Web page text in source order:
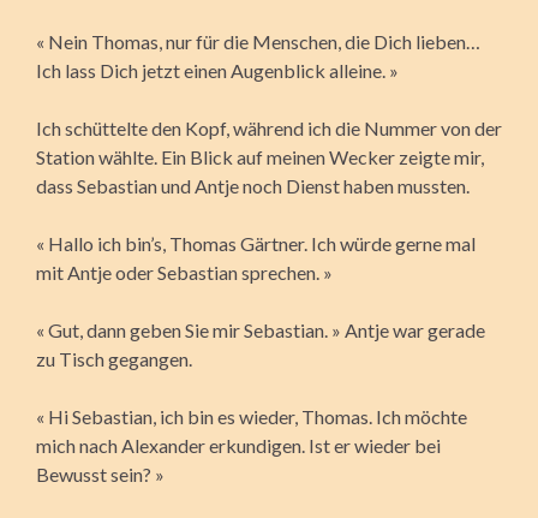
« Nein Thomas, nur für die Menschen, die Dich lieben…
Ich lass Dich jetzt einen Augenblick alleine. »
Ich schüttelte den Kopf, während ich die Nummer von der
Station wählte. Ein Blick auf meinen Wecker zeigte mir,
dass Sebastian und Antje noch Dienst haben mussten.
« Hallo ich bin’s, Thomas Gärtner. Ich würde gerne mal
mit Antje oder Sebastian sprechen. »
« Gut, dann geben Sie mir Sebastian. » Antje war gerade
zu Tisch gegangen.
« Hi Sebastian, ich bin es wieder, Thomas. Ich möchte
mich nach Alexander erkundigen. Ist er wieder bei
Bewusst sein? »